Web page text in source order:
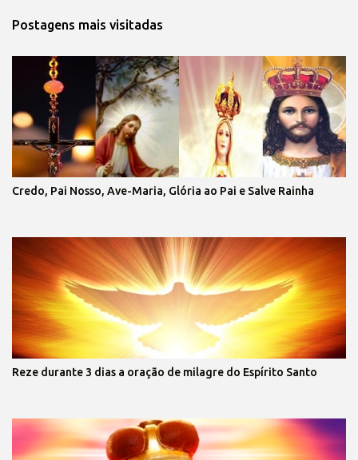
Postagens mais visitadas
Credo, Pai Nosso, Ave-Maria, Glória ao Pai e Salve Rainha
Reze durante 3 dias a oração de milagre do Espírito Santo